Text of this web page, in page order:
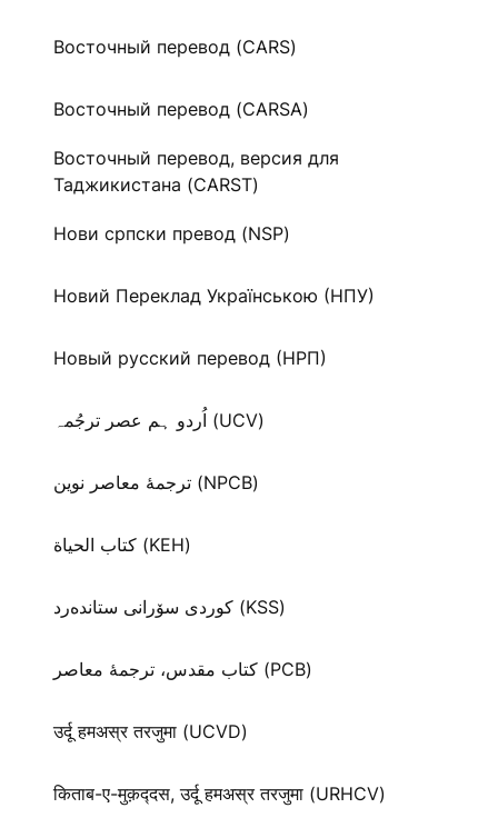
Восточный перевод (CARS)
Восточный перевод (CARSA)
Восточный перевод, версия для
Таджикистана (CARST)
Нови српски превод (NSP)
Новий Переклад Українською (НПУ)
Новый русский перевод (НРП)
اُردو ہم عصر ترجُمہ (UCV)
ترجمۀ معاصر نوین (NPCB)
كتاب الحياة (KEH)
كوردی سۆرانی ستانده‌رد (KSS)
کتاب مقدس، ترجمۀ معاصر (PCB)
उर्दू हमअस्र तरजुमा (UCVD)
किताब-ए-मुक़द्‍दस, उर्दू हमअस्र तरजुमा (URHCV)